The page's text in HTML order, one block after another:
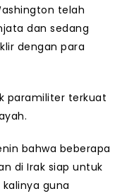
telah
dan sedang
dengan para
paramiliter terkuat
bahwa beberapa
di Irak siap untuk
guna